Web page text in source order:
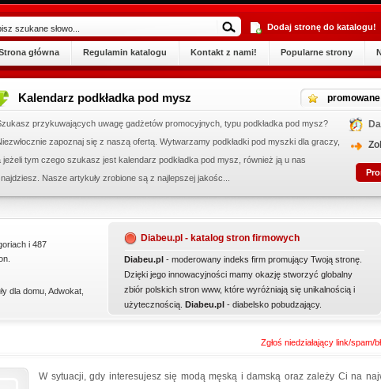
Dodaj stronę do katalogu!
główna Regulamin katalogu Kontakt z nami! Popularne strony
Kalendarz podkładka pod mysz
przykuwających uwagę gadżetów promocyjnych, typu podkładka pod mysz?
zapoznaj się z naszą ofertą. Wytwarzamy podkładki pod myszki dla graczy,
jeżeli tym czego szukasz jest kalendarz podkładka pod mysz, również ją u nas
Nasze artykuły zrobione są z najlepszej jakośc...
Diabeu.pl - katalog stron firmowych
Diabeu.pl - moderowany indeks firm promujący Twoją stronę.
Dzięki jego innowacyjności mamy okazję stworzyć globalny
zbiór polskich stron www, które wyróżniają się unikalnością i
użytecznością. Diabeu.pl - diabelsko pobudzający.
i 487
dla domu Adwokat
Zgłoś niedziałający link/spam/
W sytuacji, gdy interesujesz się modą męską i damską oraz zależy Ci na